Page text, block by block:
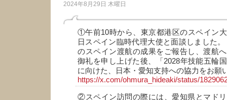
2024年8月29日 木曜日
①午前10時から、東京都港区のスペイン
日スペイン臨時代理大使と面談しました
のスペイン渡航の成果をご報告し、渡航
御礼を申し上げた後、「2028年技能五輪
に向けた、日本・愛知支持への協力をお願
https://x.com/ohmura_hideaki/status/
②スペイン訪問の際には、愛知県とマド